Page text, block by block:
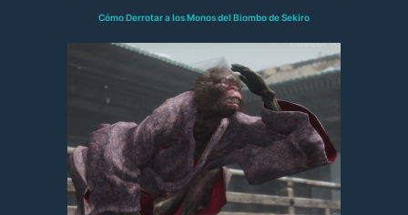
Cómo Derrotar a los Monos del Biombo de Sekiro